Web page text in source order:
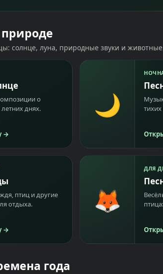
солнце, луна, природные звуки и
о
летних днях.
→
🌙
птиц и другие
отдыха.
→
🦊
ДЛЯ
года